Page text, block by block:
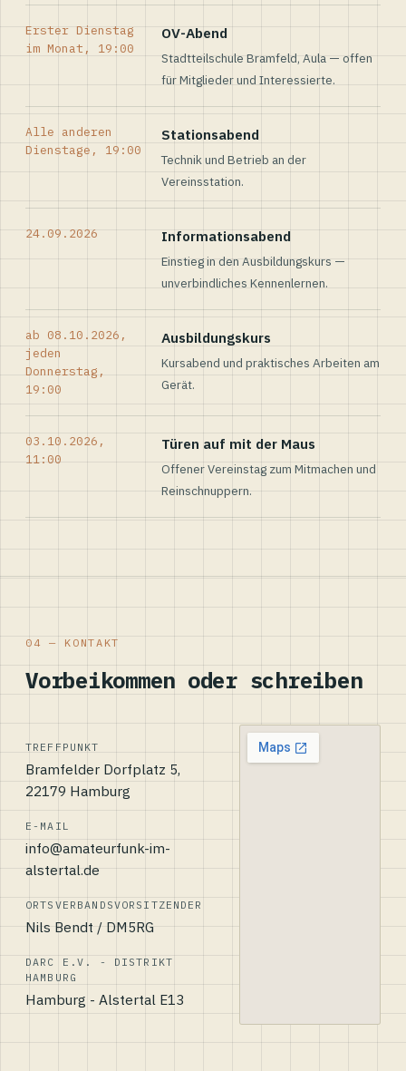
Erster Dienstag
im Monat, 19:00
OV-Abend
Stadtteilschule Bramfeld, Aula — offen
für Mitglieder und Interessierte.
Alle anderen
Dienstage, 19:00
Stationsabend
Technik und Betrieb an der
Vereinsstation.
24.09.2026 Informationsabend
Einstieg in den Ausbildungskurs —
unverbindliches Kennenlernen.
ab 08.10.2026,
jeden
Donnerstag,
19:00
Ausbildungskurs
Kursabend und praktisches Arbeiten am
Gerät.
03.10.2026,
11:00
Türen auf mit der Maus
Offener Vereinstag zum Mitmachen und
Reinschnuppern.
04 — KONTAKT
Vorbeikommen oder schreiben
TREFFPUNKT
Bramfelder Dorfplatz 5,
22179 Hamburg
E-MAIL
info@amateurfunk-im-
alstertal.de
ORTSVERBANDSVORSITZENDER
Nils Bendt / DM5RG
DARC E.V. - DISTRIKT
HAMBURG
Hamburg - Alstertal E13